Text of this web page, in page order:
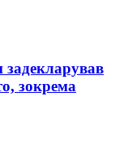
задекларував
зокрема